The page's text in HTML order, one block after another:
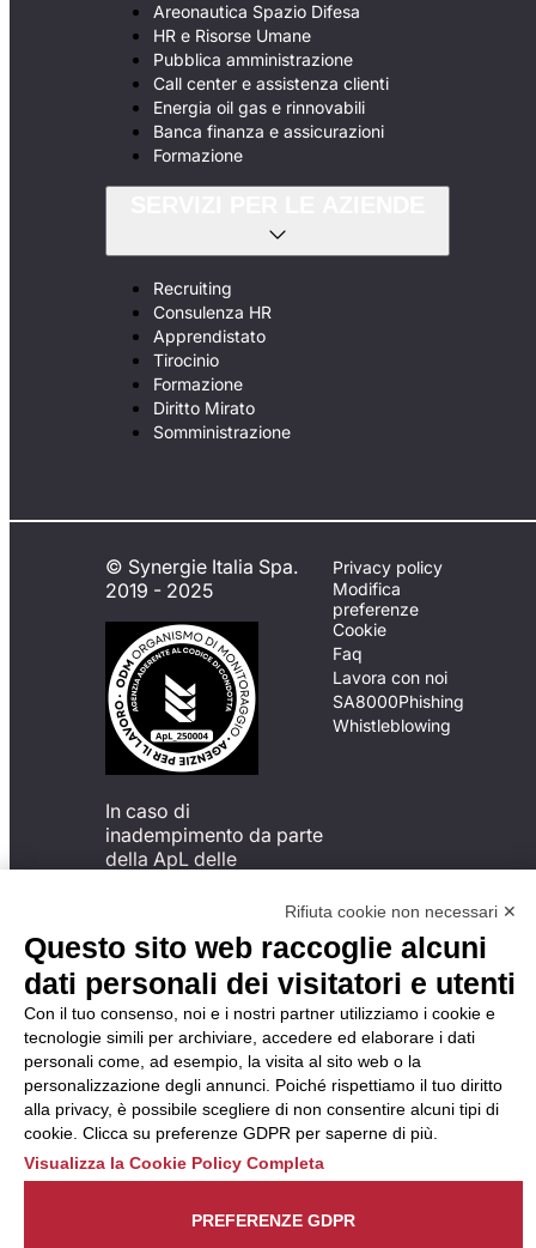
Areonautica Spazio Difesa
HR e Risorse Umane
Pubblica amministrazione
Call center e assistenza clienti
Energia oil gas e rinnovabili
Banca finanza e assicurazioni
Formazione
Recruiting
Consulenza HR
Apprendistato
Tirocinio
Formazione
Diritto Mirato
Somministrazione
© Synergie Italia Spa.
2019 - 2025
In caso di
inadempimento da parte
della ApL delle
del Codice di Condotta, è
possibile presentare un
reclamo
all’Organismo di
Monitoraggio utilizzando
una delle modalità
descritte al seguente
indirizzo web
https://odm-
agenzielavoro.it/reclami/ .
Privacy policy
Modifica
preferenze
Cookie
Faq
Lavora con noi
SA8000Phishing
Whistleblowing
Rifiuta cookie non necessari ✕
Questo sito web raccoglie alcuni
dati personali dei visitatori e utenti
Con il tuo consenso, noi e i nostri partner utilizziamo i cookie e
tecnologie simili per archiviare, accedere ed elaborare i dati
personali come, ad esempio, la visita al sito web o la
personalizzazione degli annunci. Poiché rispettiamo il tuo diritto
alla privacy, è possibile scegliere di non consentire alcuni tipi di
cookie. Clicca su preferenze GDPR per saperne di più.
Visualizza la Cookie Policy Completa
PREFERENZE GDPR